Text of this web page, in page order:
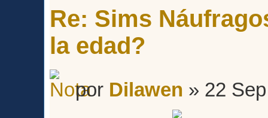
Re: Sims
la edad?
por Dilawen » 22